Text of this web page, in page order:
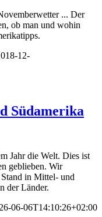
... Der
ob man und wohin
12-
Südamerika
Jahr die Welt. Dies ist
geblieben. Wir
in Mittel- und
der Länder.
06-06T14:10:26+02:00